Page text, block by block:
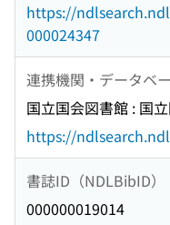
https://
000024347
連携機関・データベ
国立国会図書館 : 国
https://
書誌ID（NDLBibID）
000000019014